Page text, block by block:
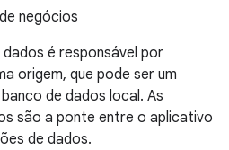
negócios
é responsável por
origem, que pode ser um
de dados local. As
são a ponte entre o aplicativo
de dados.